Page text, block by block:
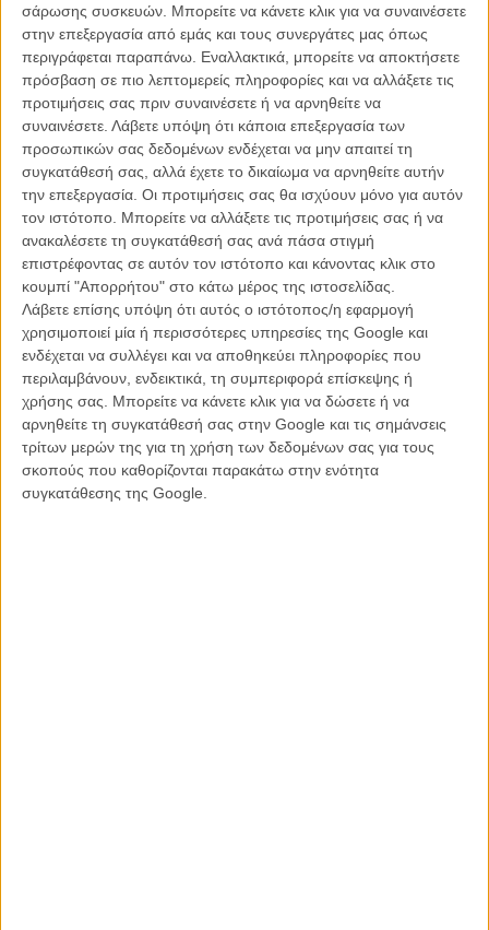
σάρωσης συσκευών. Μπορείτε να κάνετε κλικ για να συναινέσετε
στην επεξεργασία από εμάς και τους συνεργάτες μας όπως
περιγράφεται παραπάνω. Εναλλακτικά, μπορείτε να αποκτήσετε
πρόσβαση σε πιο λεπτομερείς πληροφορίες και να αλλάξετε τις
προτιμήσεις σας πριν συναινέσετε ή να αρνηθείτε να
συναινέσετε. Λάβετε υπόψη ότι κάποια επεξεργασία των
προσωπικών σας δεδομένων ενδέχεται να μην απαιτεί τη
συγκατάθεσή σας, αλλά έχετε το δικαίωμα να αρνηθείτε αυτήν
την επεξεργασία. Οι προτιμήσεις σας θα ισχύουν μόνο για αυτόν
τον ιστότοπο. Μπορείτε να αλλάξετε τις προτιμήσεις σας ή να
ανακαλέσετε τη συγκατάθεσή σας ανά πάσα στιγμή
επιστρέφοντας σε αυτόν τον ιστότοπο και κάνοντας κλικ στο
κουμπί "Απορρήτου" στο κάτω μέρος της ιστοσελίδας.
Λάβετε επίσης υπόψη ότι αυτός ο ιστότοπος/η εφαρμογή
χρησιμοποιεί μία ή περισσότερες υπηρεσίες της Google και
ενδέχεται να συλλέγει και να αποθηκεύει πληροφορίες που
περιλαμβάνουν, ενδεικτικά, τη συμπεριφορά επίσκεψης ή
χρήσης σας. Μπορείτε να κάνετε κλικ για να δώσετε ή να
αρνηθείτε τη συγκατάθεσή σας στην Google και τις σημάνσεις
τρίτων μερών της για τη χρήση των δεδομένων σας για τους
σκοπούς που καθορίζονται παρακάτω στην ενότητα
συγκατάθεσης της Google.
Η Σάρα Σίλβερμαν συμπληρώνει το βασικό καστ του φιλμ που
υπόσχεται να αποφύγει τα κλισέ ενός κινηματογραφικού ρομάντζου
για την ειλικρίνεια μιας ιστορίας που θα μπορούσε να συμβεί σε
όλους μας.
Αν κρίνουμε από το τρέιλερ, την προηγούμενη δουλεία της Πόλεϊ με
το βαθιά συγκινητικό αλλά και επώδυνα αληθινό «Away from Her»,
αλλά και
τα τρία πρώτα κλιπ που έχουμε ήδη δει από την ταινία
οιωνοί, είναι δίχως αμφιβολία θετικοί. Ανυπομονούμε!